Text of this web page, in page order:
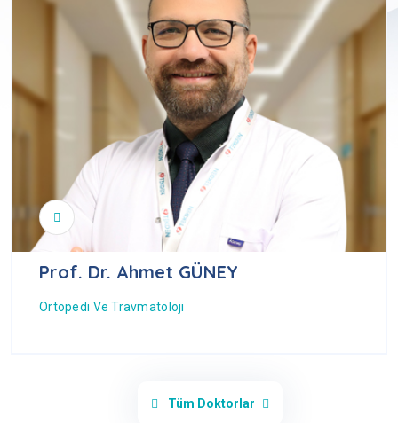
Prof. Dr. Ahmet GÜNEY
Ortopedi Ve Travmatoloji
Tüm Doktorlar